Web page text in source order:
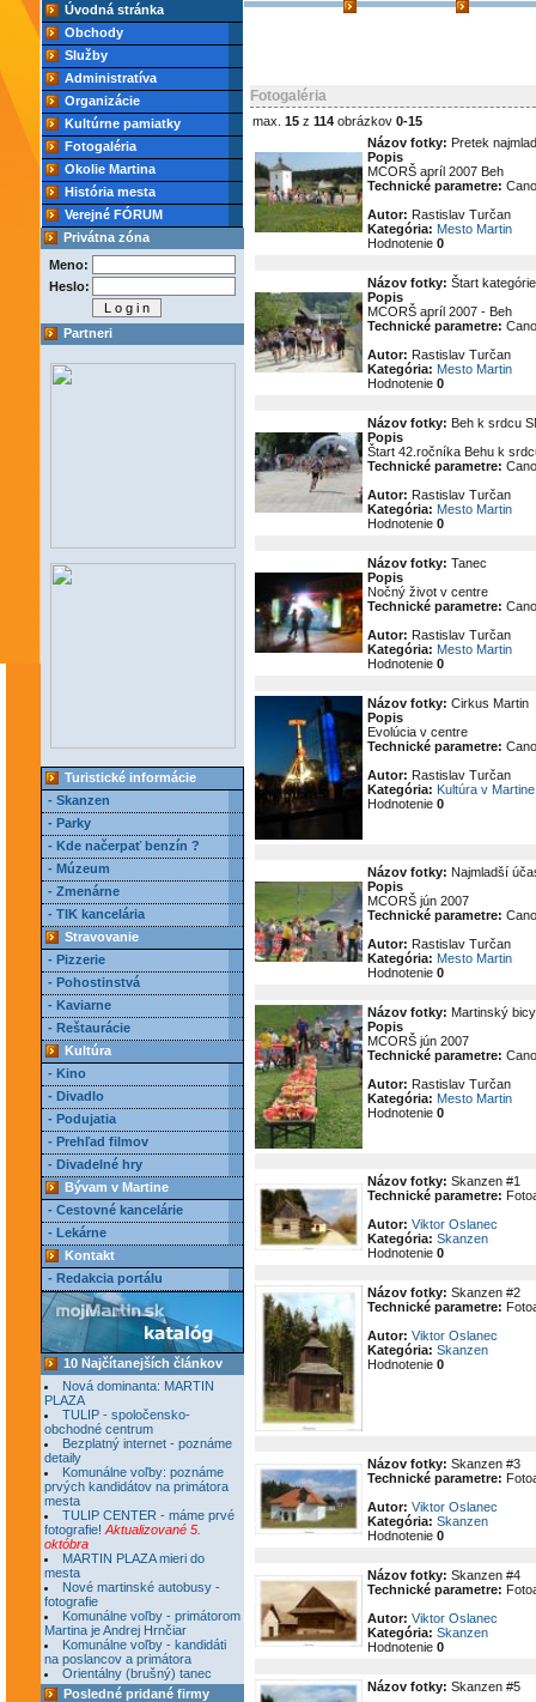
Úvodná stránka
Obchody
Služby
Administratíva
Organizácie
Kultúrne pamiatky
Fotogaléria
Okolie Martina
História mesta
Verejné FÓRUM
Privátna zóna
Meno:
Heslo:
Partneri
Turistické informácie
- Skanzen
- Parky
- Kde načerpať benzín ?
- Múzeum
- Zmenárne
- TIK kancelária
Stravovanie
- Pizzerie
- Pohostinstvá
- Kaviarne
- Reštaurácie
Kultúra
- Kino
- Divadlo
- Podujatia
- Prehľad filmov
- Divadelné hry
Bývam v Martine
- Cestovné kancelárie
- Lekárne
Kontakt
- Redakcia portálu
10 Najčítanejších článkov
Nová dominanta: MARTIN
PLAZA
TULIP - spoločensko-
obchodné centrum
Bezplatný internet - poznáme
detaily
Komunálne voľby: poznáme
prvých kandidátov na primátora
mesta
TULIP CENTER - máme prvé
fotografie! Aktualizované 5.
októbra
MARTIN PLAZA mieri do
mesta
Nové martinské autobusy -
fotografie
Komunálne voľby - primátorom
Martina je Andrej Hrnčiar
Komunálne voľby - kandidáti
na poslancov a primátora
Orientálny (brušný) tanec
Posledné pridané firmy
Fotogaléria
max. 15 z 114 obrázkov 0-15
Názov fotky: Pretek
Popis
MCORŠ apríl 2007 Beh
Technické parametre:
Autor: Rastislav Turčan
Kategória: Mesto Martin
Hodnotenie 0
Názov fotky: Štart
Popis
MCORŠ apríl 2007 - Beh
Technické parametre:
Autor: Rastislav Turčan
Kategória: Mesto Martin
Hodnotenie 0
Názov fotky: Beh k srdcu
Popis
Štart 42.ročníka Behu k
Technické parametre:
Autor: Rastislav Turčan
Kategória: Mesto Martin
Hodnotenie 0
Názov fotky: Tanec
Popis
Nočný život v centre
Technické parametre:
Autor: Rastislav Turčan
Kategória: Mesto Martin
Hodnotenie 0
Názov fotky: Cirkus Martin
Popis
Evolúcia v centre
Technické parametre:
Autor: Rastislav Turčan
Kategória: Kultúra v Martine
Hodnotenie 0
Názov fotky: Najmladší
Popis
MCORŠ jún 2007
Technické parametre:
Autor: Rastislav Turčan
Kategória: Mesto Martin
Hodnotenie 0
Názov fotky: Martinský
Popis
MCORŠ jún 2007
Technické parametre:
Autor: Rastislav Turčan
Kategória: Mesto Martin
Hodnotenie 0
Názov fotky: Skanzen #1
Technické parametre:
Autor: Viktor Oslanec
Kategória: Skanzen
Hodnotenie 0
Názov fotky: Skanzen #2
Technické parametre:
Autor: Viktor Oslanec
Kategória: Skanzen
Hodnotenie 0
Názov fotky: Skanzen #3
Technické parametre:
Autor: Viktor Oslanec
Kategória: Skanzen
Hodnotenie 0
Názov fotky: Skanzen #4
Technické parametre:
Autor: Viktor Oslanec
Kategória: Skanzen
Hodnotenie 0
Názov fotky: Skanzen #5